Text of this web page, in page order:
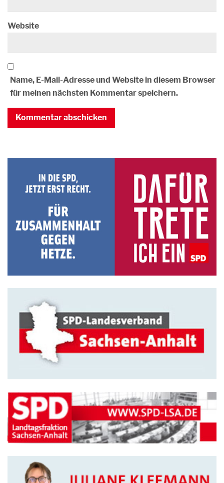
Website
Name, E-Mail-Adresse und Website in diesem Browser
für meinen nächsten Kommentar speichern.